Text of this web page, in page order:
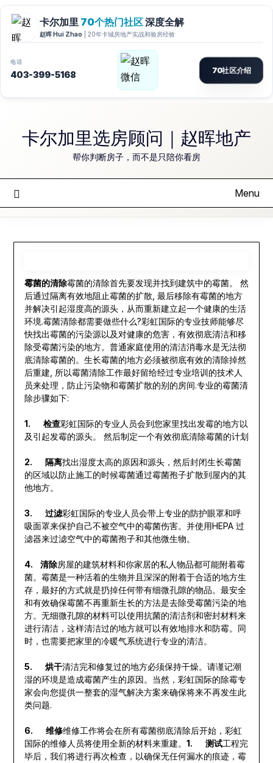
content卡尔加里选房顾问｜赵晖地产
帮你判断房子，而不是只陪你看房
Menu
霉菌的清除霉菌的清除首先要发现并找到建筑中的霉菌。 然
后通过隔离有效地阻止霉菌的扩散, 最后移除有霉菌的地方
并解决引起湿度高的源头，从而重新建立起一个健康的生活
环境.霉菌清除都需要做些什么?彩虹国际的专业技师能够尽
快找出霉菌的污染源以及对健康的危害，有效彻底清洁和移
除受霉菌污染的地方。普通家庭使用的清洁消毒水是无法彻
底清除霉菌的。生长霉菌的地方必须被彻底有效的清除掉然
后重建, 所以霉菌清除工作最好留给经过专业培训的技术人
员来处理，防止污染物和霉菌扩散的别的房间.专业的霉菌清
除步骤如下:
1. 检查彩虹国际的专业人员会到您家里找出发霉的地方以
及引起发霉的源头。 然后制定一个有效彻底清除霉菌的计划
2. 隔离找出湿度太高的原因和源头，然后封闭生长霉菌
的区域以防止施工的时候霉菌通过霉菌孢子扩散到屋内的其
他地方。
3. 过滤彩虹国际的专业人员会带上专业的防护眼罩和呼
吸面罩来保护自己不被空气中的霉菌伤害。并使用HEPA 过
滤器来过滤空气中的霉菌孢子和其他微生物。
4. 清除房屋的建筑材料和你家居的私人物品都可能附着霉
菌。霉菌是一种活着的生物并且深深的附着于合适的地方生
存，最好的方式就是扔掉任何带有细微孔隙的物品。最安全
和有效确保霉菌不再重新生长的方法是去除受霉菌污染的地
方。无细微孔隙的材料可以使用抗菌的清洁剂和密封材料来
进行清洁，这样清洁过的地方就可以有效地排水和防霉。同
时，也需要把家里的冷暖气系统进行专业的清洁。
5. 烘干清洁完和修复过的地方必须保持干燥。请谨记潮
湿的环境是造成霉菌产生的原因。当然，彩虹国际的除霉专
家会向您提供一整套的湿气解决方案来确保将来不再发生此
类问题.
6. 维修维修工作将会在所有霉菌彻底清除后开始，彩虹
国际的维修人员将使用全新的材料来重建。 1. 测试工程完
毕后，我们将进行再次检查，以确保无任何漏水的痕迹，霉